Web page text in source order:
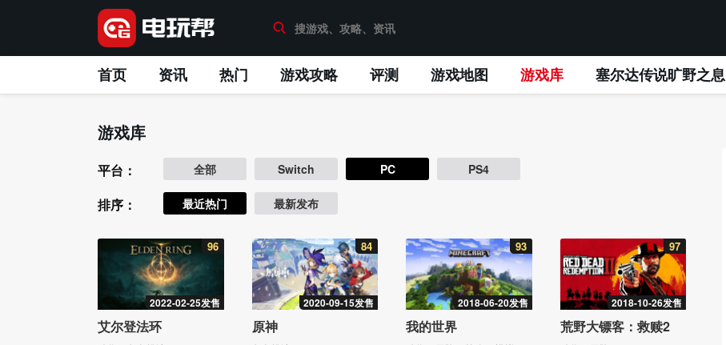
首页 资讯 热门 游戏攻略 评测 游戏地图 游戏库 塞尔达传说旷野之息
游戏库
平台： 全部 Switch PC PS4
排序： 最近热门 最新发布
2022-02-25发售
96
艾尔登法环
2020-09-15发售
84
原神
2018-06-20发售
93
我的世界
2018-10-26发售
97
荒野大镖客：救赎2